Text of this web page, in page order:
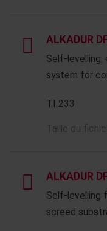
ALKADUR
Self-
system for
TI 233
ALKADUR
Self-levelling
screed